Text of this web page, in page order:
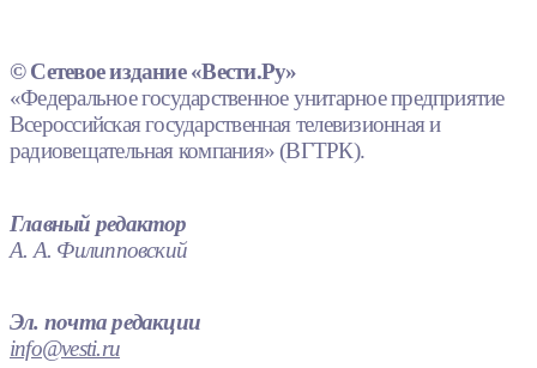
© Сетевое издание «Вести.Ру»
«Федеральное государственное унитарное предприятие
Всероссийская государственная телевизионная и
радиовещательная компания» (ВГТРК).
Главный редактор
А. А. Филипповский
Эл. почта редакции
info@vesti.ru